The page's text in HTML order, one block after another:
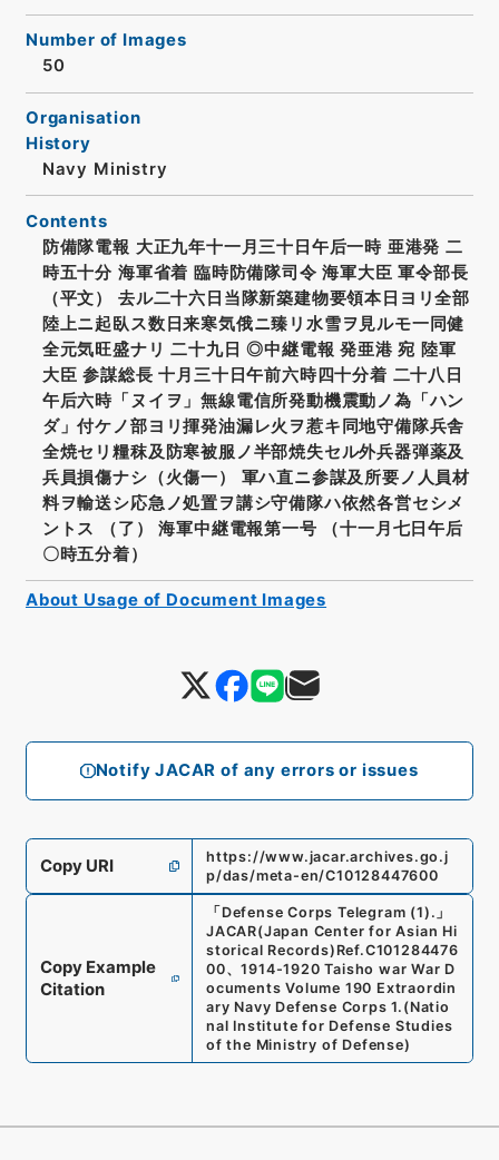
Notify JACAR of any errors or issues
Number of Images
50
Organisation
History
Navy Ministry
Contents
防備隊電報 大正九年十一月三十日午后一時 亜港発 二
時五十分 海軍省着 臨時防備隊司令 海軍大臣 軍令部長
（平文） 去ル二十六日当隊新築建物要領本日ヨリ全部
陸上ニ起臥ス数日来寒気俄ニ臻リ水雪ヲ見ルモ一同健
全元気旺盛ナリ 二十九日 ◎中継電報 発亜港 宛 陸軍
大臣 参謀総長 十月三十日午前六時四十分着 二十八日
午后六時「ヌイヲ」無線電信所発動機震動ノ為「ハン
ダ」付ケノ部ヨリ揮発油漏レ火ヲ惹キ同地守備隊兵舎
全焼セリ糧秣及防寒被服ノ半部焼失セル外兵器弾薬及
兵員損傷ナシ（火傷一） 軍ハ直ニ参謀及所要ノ人員材
料ヲ輸送シ応急ノ処置ヲ講シ守備隊ハ依然各営セシメ
ントス （了） 海軍中継電報第一号 （十一月七日午后
〇時五分着）
Copy URI
https://www.jacar.archives.go.j
p/das/meta-en/C10128447600
Copy Example
Citation
「 Defense Corps Telegram (1). 」
JACAR(Japan Center for Asian Hi
storical Records) Ref.C101284476
00、1914-1920 Taisho war War D
ocuments Volume 190 Extraordin
ary Navy Defense Corps 1. (Natio
nal Institute for Defense Studies
of the Ministry of Defense)
About Usage of Document Images